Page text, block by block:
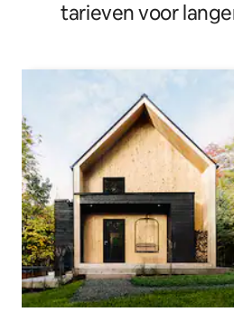
tarieven voor